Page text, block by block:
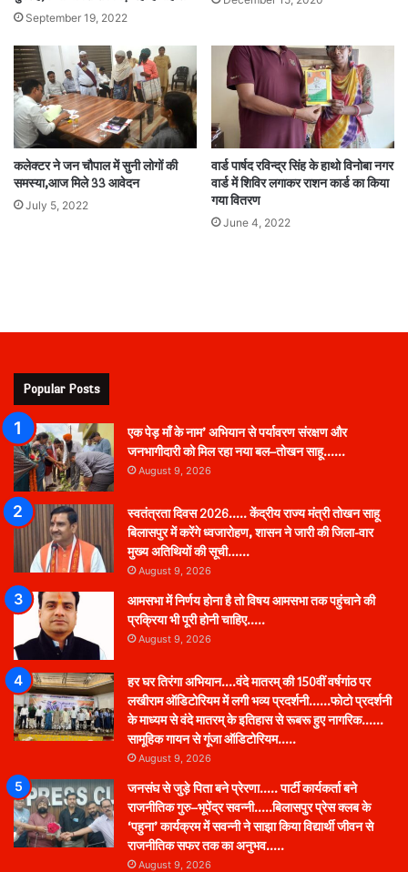
September 19, 2022
कलेक्टर ने जन चौपाल में सुनी लोगों की
समस्या,आज मिले 33 आवेदन
July 5, 2022
वार्ड पार्षद रविन्द्र सिंह के हाथो विनोबा नगर
वार्ड में शिविर लगाकर राशन कार्ड का किया
गया वितरण
June 4, 2022
Popular Posts
एक पेड़ माँ के नाम’ अभियान से पर्यावरण संरक्षण और
जनभागीदारी को मिल रहा नया बल–तोखन साहू……
August 9, 2026
स्वतंत्रता दिवस 2026….. केंद्रीय राज्य मंत्री तोखन साहू
बिलासपुर में करेंगे ध्वजारोहण, शासन ने जारी की जिला-वार
मुख्य अतिथियों की सूची……
August 9, 2026
आमसभा में निर्णय होना है तो विषय आमसभा तक पहुंचाने की
प्रक्रिया भी पूरी होनी चाहिए…..
August 9, 2026
हर घर तिरंगा अभियान….वंदे मातरम् की 150वीं वर्षगांठ पर
लखीराम ऑडिटोरियम में लगी भव्य प्रदर्शनी……फोटो प्रदर्शनी
के माध्यम से वंदे मातरम् के इतिहास से रूबरू हुए नागरिक……
सामूहिक गायन से गूंजा ऑडिटोरियम…..
August 9, 2026
जनसंघ से जुड़े पिता बने प्रेरणा….. पार्टी कार्यकर्ता बने
राजनीतिक गुरु–भूपेंद्र सवन्नी…..बिलासपुर प्रेस क्लब के
‘पहुना’ कार्यक्रम में सवन्नी ने साझा किया विद्यार्थी जीवन से
राजनीतिक सफर तक का अनुभव…..
August 9, 2026